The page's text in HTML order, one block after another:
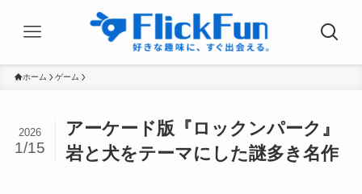
ホーム ゲーム
アーケード版『ロックンパーク』
岩と犬をテーマにした謎多き名作
2026
1/15